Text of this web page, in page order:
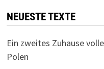
NEUESTE TEXTE
Ein zweites Zuhause
Polen